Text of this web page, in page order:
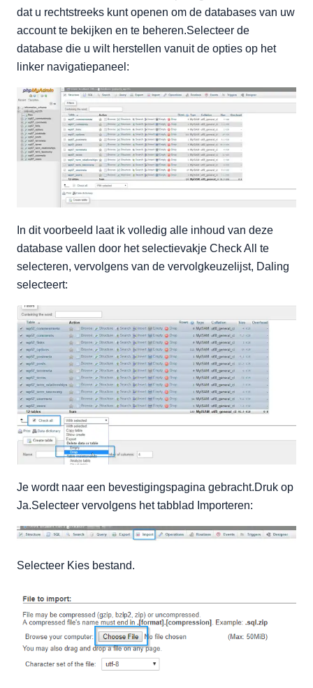
dat u rechtstreeks kunt openen om de databases van uw
account te bekijken en te beheren.Selecteer de
database die u wilt herstellen vanuit de opties op het
linker navigatiepaneel:
In dit voorbeeld laat ik volledig alle inhoud van deze
database vallen door het selectievakje Check All te
selecteren, vervolgens van de vervolgkeuzelijst, Daling
selecteert:
Je wordt naar een bevestigingspagina gebracht.Druk op
Ja.Selecteer vervolgens het tabblad Importeren:
Selecteer Kies bestand.